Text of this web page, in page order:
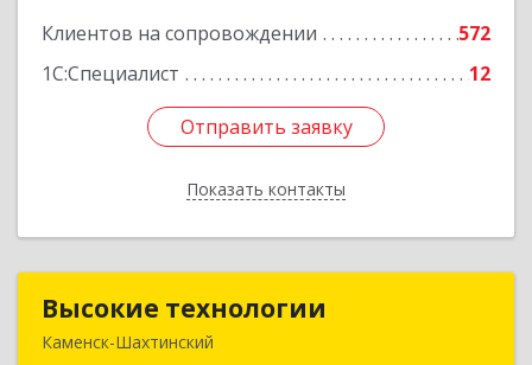
Клиентов на сопровождении
572
1С:Специалист
12
Отправить заявку
Показать контакты
Подробнее
Отправить заявку
Назад
Высокие технологии
Каменск-Шахтинский
Высокие технологии